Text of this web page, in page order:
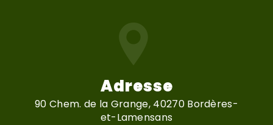
Adresse
90 Chem. de la Grange, 40270 Bordères-
et-Lamensans